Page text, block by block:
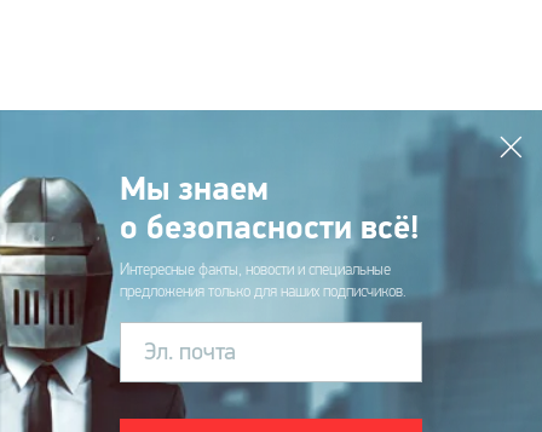
Мы знаем
о безопасности всё!
Интересные факты, новости и специальные
предложения только для наших подписчиков.
Эл. почта